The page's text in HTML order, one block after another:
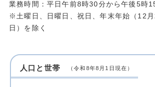
業務時間：平日午前8時30分から午後5時
※土曜日、日曜日、祝日、年末年始（12
日）を除く
人口と世帯 （令和8年8月1日現在）